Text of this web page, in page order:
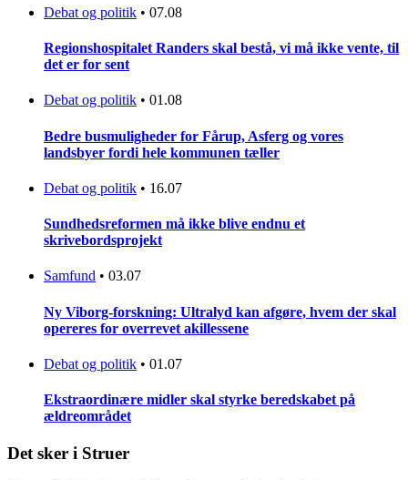
Debat og politik • 07.08
Regionshospitalet Randers skal bestå, vi må ikke vente, til
det er for sent
Debat og politik • 01.08
Bedre busmuligheder for Fårup, Asferg og vores
landsbyer fordi hele kommunen tæller
Debat og politik • 16.07
Sundhedsreformen må ikke blive endnu et
skrivebordsprojekt
Samfund • 03.07
Ny Viborg-forskning: Ultralyd kan afgøre, hvem der skal
opereres for overrevet akillessene
Debat og politik • 01.07
Ekstraordinære midler skal styrke beredskabet på
ældreområdet
Det sker i Struer